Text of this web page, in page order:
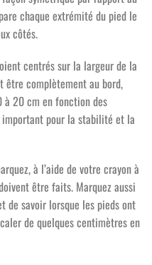
chaque extrémité du pied le
côtés.
centrés sur la largeur de la
être complètement au bord,
à 20 cm en fonction des
pour la stabilité et la
à l’aide de votre crayon à
être faits. Marquez aussi
de savoir lorsque les pieds ont
de quelques centimètres en